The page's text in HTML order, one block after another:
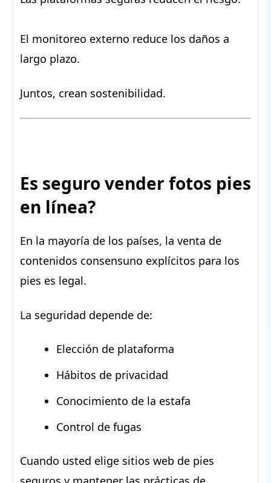
El monitoreo externo reduce los daños a
largo plazo.
Juntos, crean sostenibilidad.
Es seguro vender fotos pies
en línea?
En la mayoría de los países, la venta de
contenidos consensuno explícitos para los
pies es legal.
La seguridad depende de:
Elección de plataforma
Hábitos de privacidad
Conocimiento de la estafa
Control de fugas
Cuando usted elige sitios web de pies